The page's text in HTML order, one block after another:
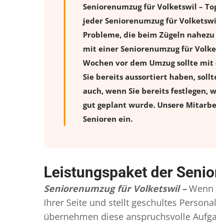
Seniorenumzug für Volketswil –
jeder Seniorenumzug für
Probleme, die beim Zügeln
mit einer Seniorenumzug für
Wochen vor dem Umzug sollte
Sie bereits aussortiert haben,
auch, wenn Sie bereits festlegen,
gut geplant wurde. Unsere
Senioren ein.
Leistungspaket der
Seniorenumzug für Volketswil –
Ihrer Seite und stellt geschultes
übernehmen diese anspruchsvolle